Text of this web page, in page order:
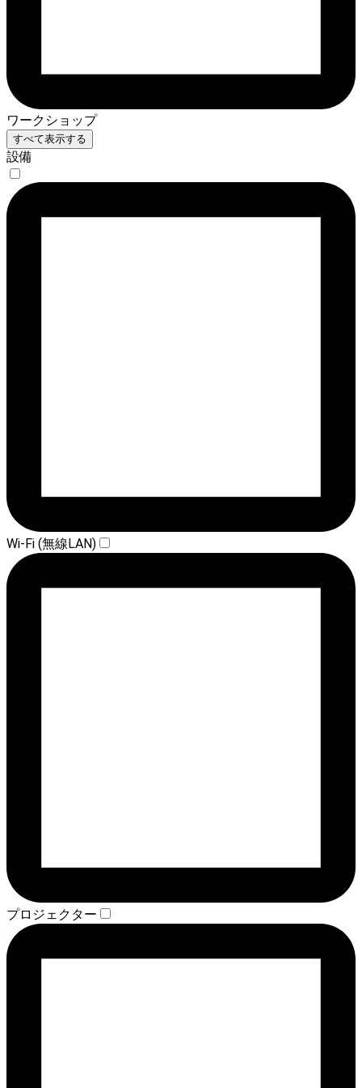
ワークショップ
すべて表示する
設備
Wi-Fi (無線LAN)
プロジェクター